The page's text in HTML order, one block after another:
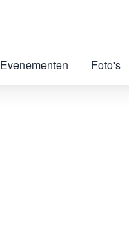
Evenementen Foto's